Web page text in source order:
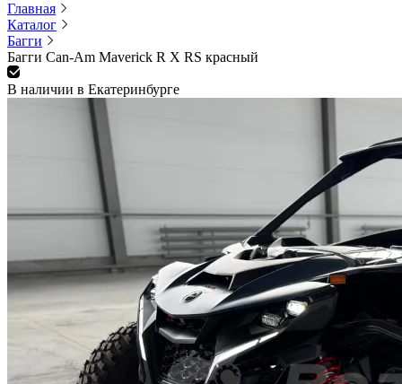
Главная
Каталог
Багги
Багги Can-Am Maverick R X RS красный
В наличии в Екатеринбурге